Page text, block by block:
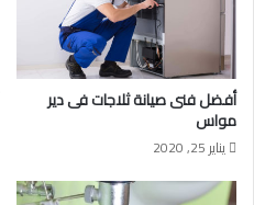
أفضل فنى صيانة ثلاجات فى دير
مواس
يناير 25, 2020